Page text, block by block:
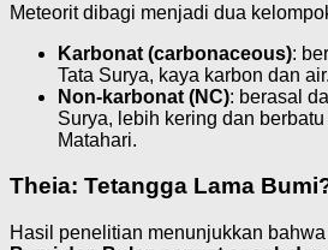
Meteorit dibagi menjadi dua
Karbonat (carbonaceous):
Tata Surya, kaya karbon dan air.
Non-karbonat (NC): berasal
Surya, lebih kering dan
Matahari.
Theia: Tetangga Lama
Hasil penelitian menunjukkan bahwa